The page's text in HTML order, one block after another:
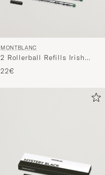
MONTBLANC
2 Rollerball Refills Irish
Green
22€